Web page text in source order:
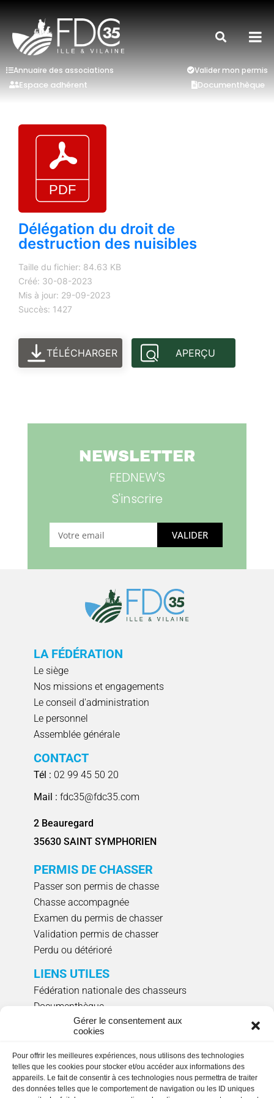
Gérer le consentement aux
cookies
Pour offrir les meilleures expériences, nous utilisons des technologies
telles que les cookies pour stocker et/ou accéder aux informations des
appareils. Le fait de consentir à ces technologies nous permettra de traiter
des données telles que le comportement de navigation ou les ID uniques
Annuaire des associations Valider mon permis
Espace adhérent Documenthèque
Délégation du droit de
destruction des nuisibles
Taille du fichier: 84.63 KB
Créé: 30-08-2023
Mis à jour: 29-09-2023
Succès: 1427
TÉLÉCHARGER APERÇU
NEWSLETTER
FEDNEW'S
S'inscrire
VALIDER
LA FÉDÉRATION
Le siège
Nos missions et engagements
Le conseil d'administration
Le personnel
Assemblée générale
CONTACT
Tél : 02 99 45 50 20
Mail : fdc35@fdc35.com
2 Beauregard
35630 SAINT SYMPHORIEN
PERMIS DE CHASSER
Passer son permis de chasse
Chasse accompagnée
Examen du permis de chasser
Validation permis de chasser
Perdu ou détérioré
LIENS UTILES
Fédération nationale des chasseurs
Documenthèque
Agenda évènements
NOUS SUIVRE